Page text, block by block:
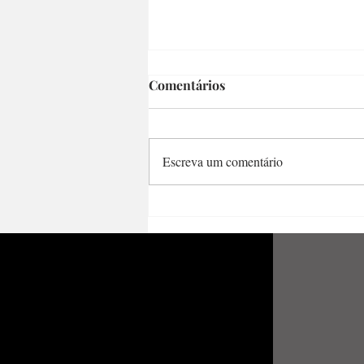
Comentários
Escreva um comentário